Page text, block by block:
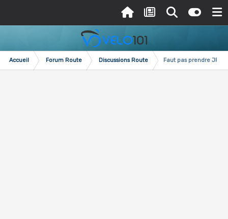
Accueil Forum Route Discussions Route Faut pas prendre JR